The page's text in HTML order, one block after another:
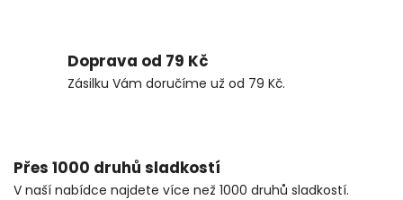
Doprava od 79 Kč
Zásilku Vám doručíme už od 79 Kč.
Přes 1000 druhů sladkostí
V naší nabídce najdete více než 1000 druhů sladkostí.